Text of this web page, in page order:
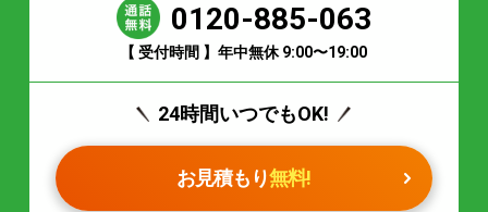
0120-885-063
【 受付時間 】年中無休 9:00〜19:00
24時間いつでもOK!
お見積もり無料!